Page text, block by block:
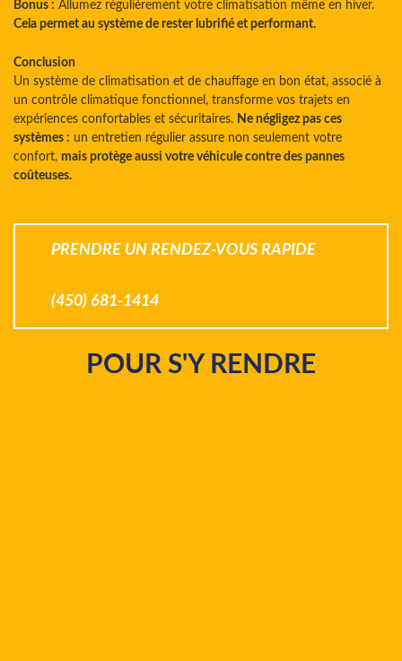
Bonus : Allumez régulièrement votre climatisation même en hiver.
Cela permet au système de rester lubrifié et performant.
Conclusion
Un système de climatisation et de chauffage en bon état, associé à
un contrôle climatique fonctionnel, transforme vos trajets en
expériences confortables et sécuritaires. Ne négligez pas ces
systèmes : un entretien régulier assure non seulement votre
confort, mais protège aussi votre véhicule contre des pannes
coûteuses.
PRENDRE UN RENDEZ-VOUS RAPIDE
(450) 681-1414
POUR S'Y RENDRE